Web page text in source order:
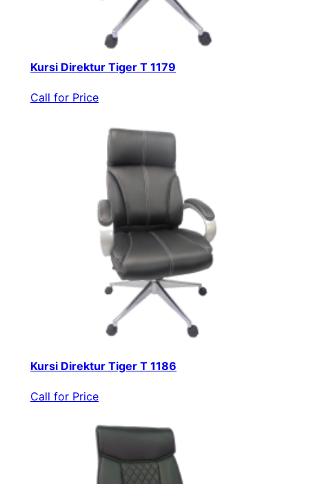
Kursi Direktur Tiger T 1179
Call for Price
Kursi Direktur Tiger T 1186
Call for Price